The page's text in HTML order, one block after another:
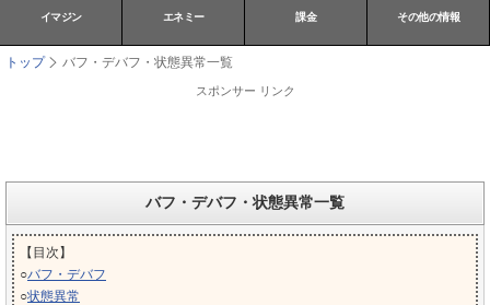
イマジン エネミー 課金 その他の情報
トップ バフ・デバフ・状態異常一覧
スポンサー リンク
バフ・デバフ・状態異常一覧
【目次】
○バフ・デバフ
○状態異常